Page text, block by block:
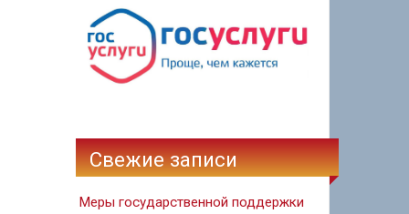
Свежие записи
Меры государственной поддержки